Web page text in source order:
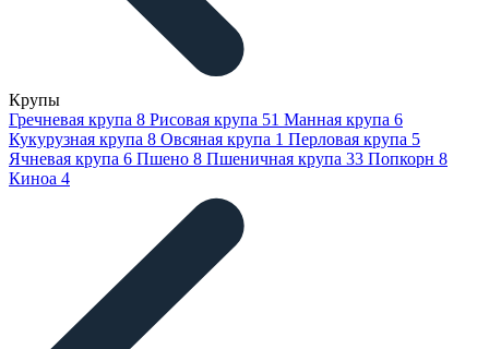
Крупы
Гречневая крупа 8 Рисовая крупа 51 Манная крупа 6
Кукурузная крупа 8 Овсяная крупа 1 Перловая крупа 5
Ячневая крупа 6 Пшено 8 Пшеничная крупа 33 Попкорн 8
Киноа 4